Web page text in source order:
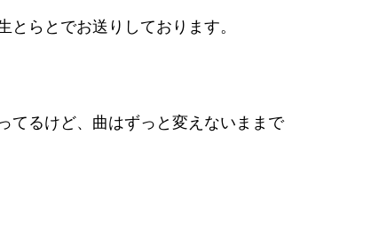
らとでお送りしております。
てるけど、曲はずっと変えないままで